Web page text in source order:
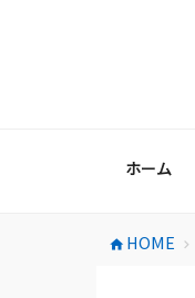
ホーム
home HOME chevron_right